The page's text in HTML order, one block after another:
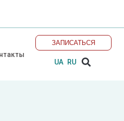
ЗАПИСАТЬСЯ
UA RU